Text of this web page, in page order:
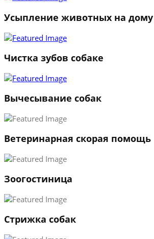
1
2
3
←
→
Усыпление животных на дому
Чистка зубов собаке
Вычесывание собак
Ветеринарная скорая помощь
Зоогостиница
Стрижка собак